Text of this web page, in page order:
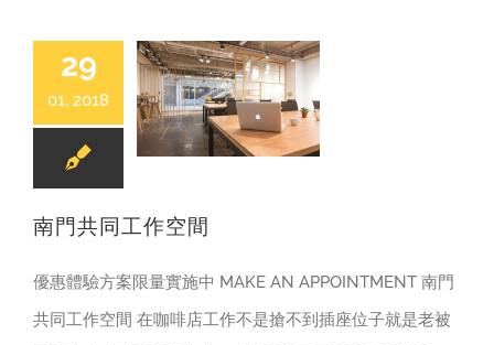
29
01, 2018
南門共同工作空間
優惠體驗方案限量實施中 MAKE AN APPOINTMENT 南門
共同工作空間 在咖啡店工作不是搶不到插座位子就是老被